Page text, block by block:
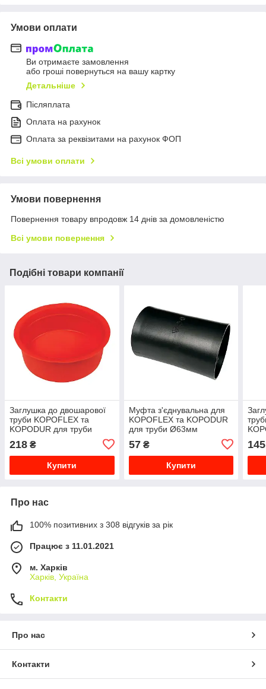
Умови оплати
Ви отримаєте замовлення
або гроші повернуться на вашу картку
Детальніше
Післяплата
Оплата на рахунок
Оплата за реквізитами на рахунок ФОП
Всі умови оплати
Умови повернення
Повернення товару впродовж 14 днів за домовленістю
Всі умови повернення
Подібні товари компанії
Заглушка до двошарової
труби KOPOFLEX та
KOPODUR для труби
218 ₴
Купити
Муфта з'єднувальна для
KOPOFLEX та KOPODUR
для труби Ø63мм
57₴
Купити
145
Про нас
100% позитивних з 308 відгуків за рік
Працює з 11.01.2021
м. Харків
Харків, Україна
Контакти
Про нас
Контакти